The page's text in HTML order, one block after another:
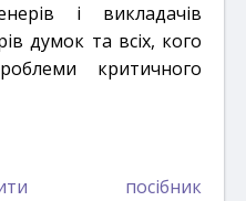
і викладачів
думок та всіх, кого
критичного
посібник